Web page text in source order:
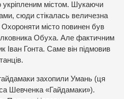
містом. Шукаючи
сюди стікалась величезна
Охороняти місто повинен був
Обуха. Але фактичним
Іван Гонта. Саме він підмовив
захопили Умань (ця
Шевченка «Гайдамаки»).